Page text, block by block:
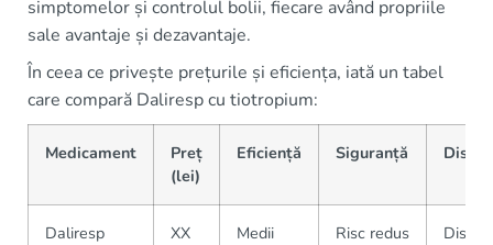
simptomelor și controlul bolii, fiecare având propriile
sale avantaje și dezavantaje.
În ceea ce privește prețurile și eficiența, iată un tabel
care compară Daliresp cu tiotropium:
Medicament
Preț
(lei)
Eficiență Siguranță
Daliresp XX Medii
Risc redus